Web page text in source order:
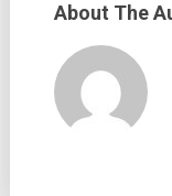
About The